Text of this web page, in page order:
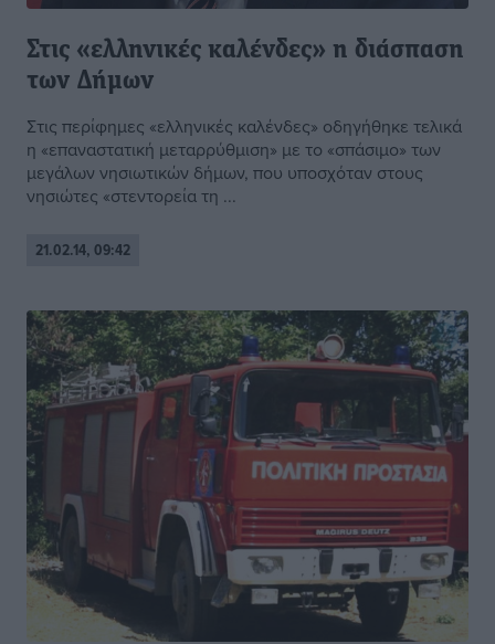
Στις «ελληνικές καλένδες» η διάσπαση
των Δήμων
Στις περίφημες «ελληνικές καλένδες» οδηγήθηκε τελικά
η «επαναστατική μεταρρύθμιση» με το «σπάσιμο» των
μεγάλων νησιωτικών δήμων, που υποσχόταν στους
νησιώτες «στεντορεία τη ...
21.02.14, 09:42